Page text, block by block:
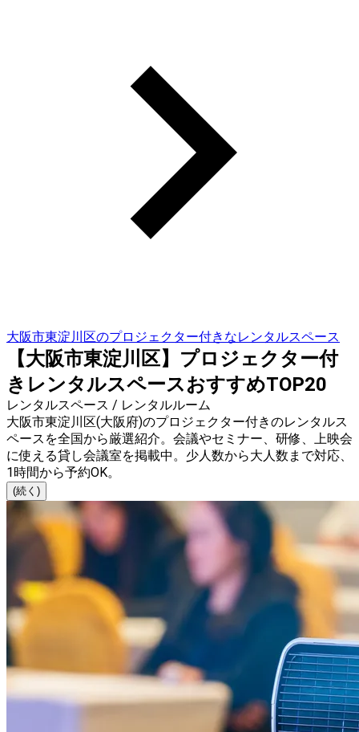
大阪市東淀川区のプロジェクター付きなレンタルスペース
【大阪市東淀川区】プロジェクター付
きレンタルスペースおすすめTOP20
レンタルスペース / レンタルルーム
大阪市東淀川区(大阪府)のプロジェクター付きのレンタルス
ペースを全国から厳選紹介。会議やセミナー、研修、上映会
に使える貸し会議室を掲載中。少人数から大人数まで対応、
1時間から予約OK。
(続く)